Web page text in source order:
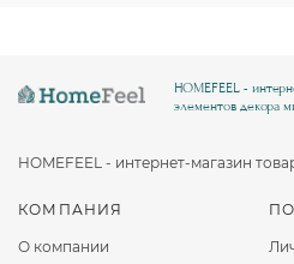
КОМПАНИЯ
О компании
HOMEFEEL -
элементов декора
HOMEFEEL - интернет-магазин